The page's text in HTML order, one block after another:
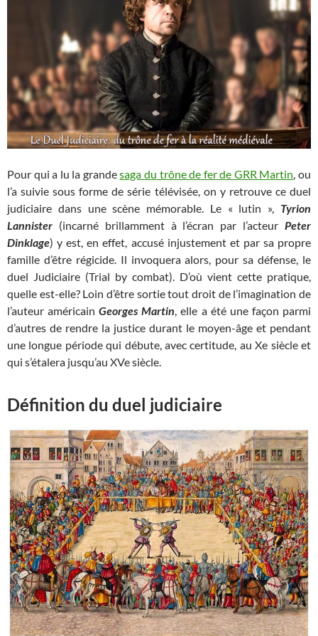
Pour qui a lu la grandesaga du trône de fer de GRR Martin, ou
l’a suivie sous forme de série télévisée, on y retrouve ce duel
judiciaire dans une scène mémorable. Le « lutin », Tyrion
Lannister (incarné brillamment à l’écran par l’acteur Peter
Dinklage) y est, en effet, accusé injustement et par sa propre
famille d’être régicide. Il invoquera alors, pour sa défense, le
duel Judiciaire (Trial by combat). D’où vient cette pratique,
quelle est-elle? Loin d’être sortie tout droit de l’imagination de
l’auteur américainGeorges Martin, elle a été une façon parmi
d’autres de rendre la justice durant le moyen-âge et pendant
une longue période qui débute, avec certitude, au Xe siècle et
qui s’étalera jusqu’au XVe siècle.
Définition du duel judiciaire